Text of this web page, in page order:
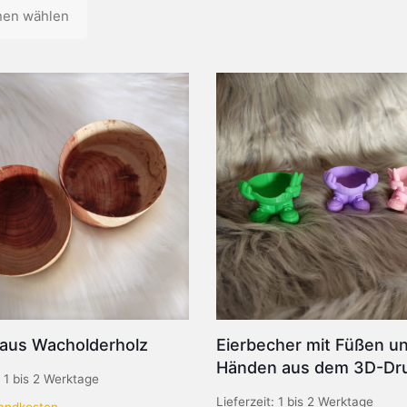
wählen
Varianten
auf.
Die
Optionen
können
auf
der
Produktseite
gewählt
werden
Wacholderholz
1 bis 2 Werktage
Eierbecher mit Füßen
Händen aus dem 3D-
Lieferzeit: 1 bis 2 Werktage